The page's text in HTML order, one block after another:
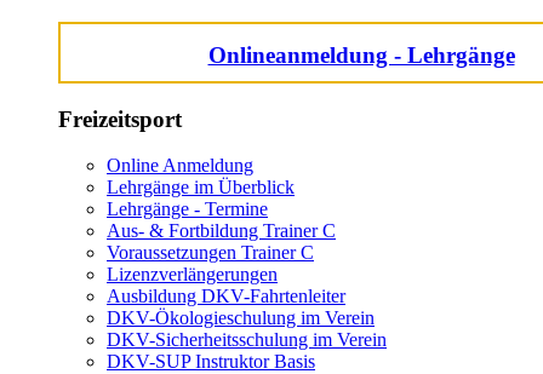
Onlineanmeldung - Lehrgänge
Freizeitsport
Online Anmeldung
Lehrgänge im Überblick
Lehrgänge - Termine
Aus- & Fortbildung Trainer C
Voraussetzungen Trainer C
Lizenzverlängerungen
Ausbildung DKV-Fahrtenleiter
DKV-Ökologieschulung im Verein
DKV-Sicherheitsschulung im Verein
DKV-SUP Instruktor Basis